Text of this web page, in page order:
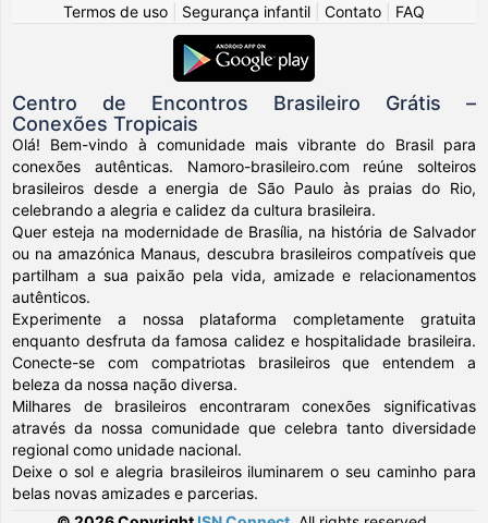
Termos de uso
Segurança infantil Contato FAQ
Centro de Encontros Brasileiro Grátis –
Conexões Tropicais
Olá! Bem-vindo à comunidade mais vibrante do Brasil para
conexões autênticas. Namoro-brasileiro.com reúne solteiros
brasileiros desde a energia de São Paulo às praias do Rio,
celebrando a alegria e calidez da cultura brasileira.
Quer esteja na modernidade de Brasília, na história de Salvador
ou na amazónica Manaus, descubra brasileiros compatíveis que
partilham a sua paixão pela vida, amizade e relacionamentos
autênticos.
Experimente a nossa plataforma completamente gratuita
enquanto desfruta da famosa calidez e hospitalidade brasileira.
Conecte-se com compatriotas brasileiros que entendem a
beleza da nossa nação diversa.
Milhares de brasileiros encontraram conexões significativas
através da nossa comunidade que celebra tanto diversidade
regional como unidade nacional.
Deixe o sol e alegria brasileiros iluminarem o seu caminho para
belas novas amizades e parcerias.